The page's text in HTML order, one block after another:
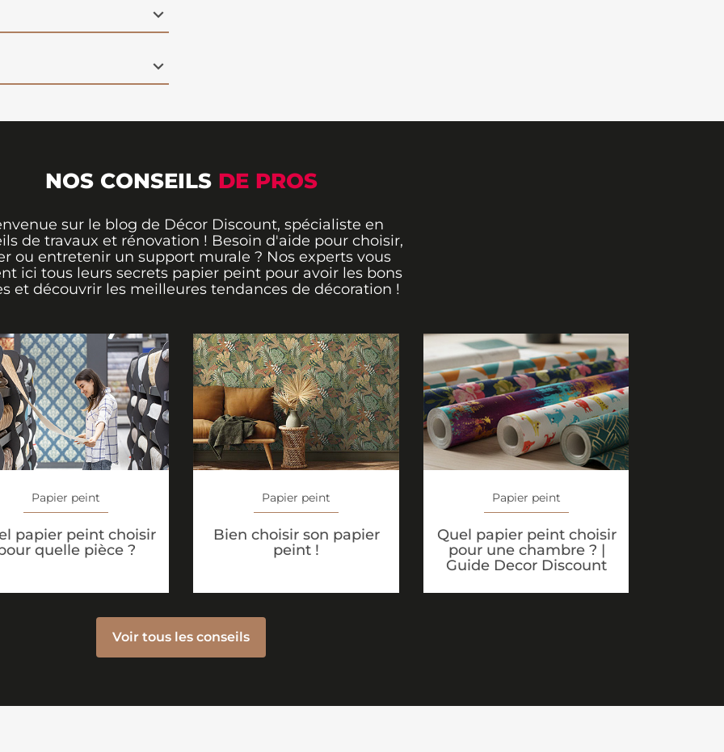
salon, une chambre
une atmosphère
NOS CONSEILS DE PROS
sur le blog de Décor Discount, spécialiste en
de travaux et rénovation ! Besoin d'aide pour choisir,
ou entretenir un support murale ? Nos experts vous
ici tous leurs secrets papier peint pour avoir les bons
et découvrir les meilleures tendances de décoration !
Papier peint
papier peint choisir
quelle pièce ?
Papier peint
Bien choisir son papier
peint !
Papier peint
Quel papier peint choisir
pour une chambre ? |
Guide Decor Discount
Voir tous les conseils